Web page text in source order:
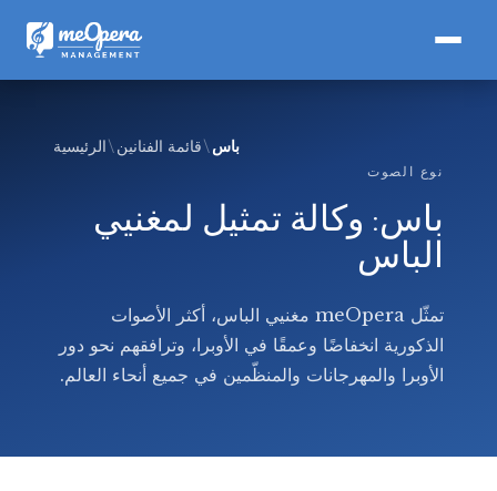
الرئيسية قائمة الفنانين باس
نوع الصوت
باس: وكالة تمثيل لمغنيي
الباس
تمثّل meOpera مغنيي الباس، أكثر الأصوات
الذكورية انخفاضًا وعمقًا في الأوبرا، وترافقهم نحو دور
الأوبرا والمهرجانات والمنظّمين في جميع أنحاء العالم.